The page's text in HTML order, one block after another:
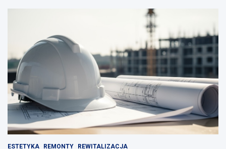
ESTETYKA REMONTY REWITALIZACJA